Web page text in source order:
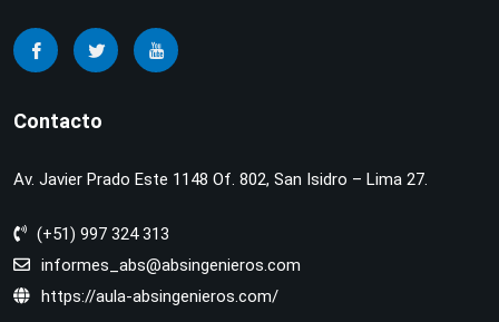
Contacto
Av. Javier Prado Este 1148 Of. 802, San Isidro – Lima 27.
(+51) 997 324 313
informes_abs@absingenieros.com
https://aula-absingenieros.com/